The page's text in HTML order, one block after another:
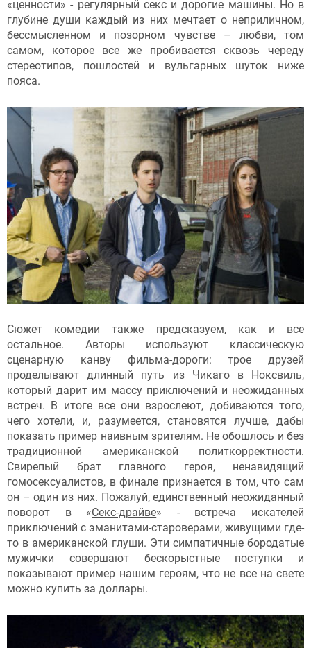
«ценности» - регулярный секс и дорогие машины. Но в
глубине души каждый из них мечтает о неприличном,
бессмысленном и позорном чувстве – любви, том
самом, которое все же пробивается сквозь череду
стереотипов, пошлостей и вульгарных шуток ниже
пояса.
Сюжет комедии также предсказуем, как и все
остальное. Авторы используют классическую
сценарную канву фильма-дороги: трое друзей
проделывают длинный путь из Чикаго в Ноксвиль,
который дарит им массу приключений и неожиданных
встреч. В итоге все они взрослеют, добиваются того,
чего хотели, и, разумеется, становятся лучше, дабы
показать пример наивным зрителям. Не обошлось и без
традиционной американской политкорректности.
Свирепый брат главного героя, ненавидящий
гомосексуалистов, в финале признается в том, что сам
он – один из них. Пожалуй, единственный неожиданный
поворот в «Секс-драйве» - встреча искателей
приключений с эманитами-староверами, живущими где-
то в американской глуши. Эти симпатичные бородатые
мужички совершают бескорыстные поступки и
показывают пример нашим героям, что не все на свете
можно купить за доллары.